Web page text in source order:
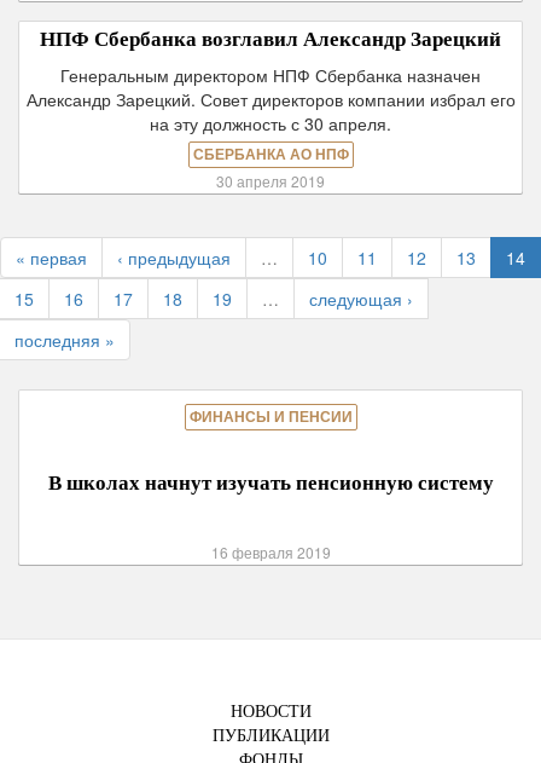
НПФ Сбербанка возглавил Александр Зарецкий
Генеральным директором НПФ Сбербанка назначен
Александр Зарецкий. Совет директоров компании избрал его
на эту должность с 30 апреля.
СБЕРБАНКА АО НПФ
30 апреля 2019
« первая ‹ предыдущая … 10 11 12 13
14
15
16 17 18 19 …
следующая ›
последняя »
ФИНАНСЫ И ПЕНСИИ
В школах начнут изучать пенсионную систему
16 февраля 2019
НОВОСТИ
ПУБЛИКАЦИИ